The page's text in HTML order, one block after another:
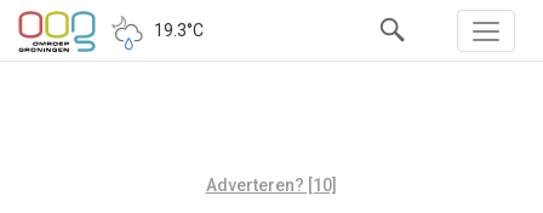
19.3°C
Adverteren? [10]